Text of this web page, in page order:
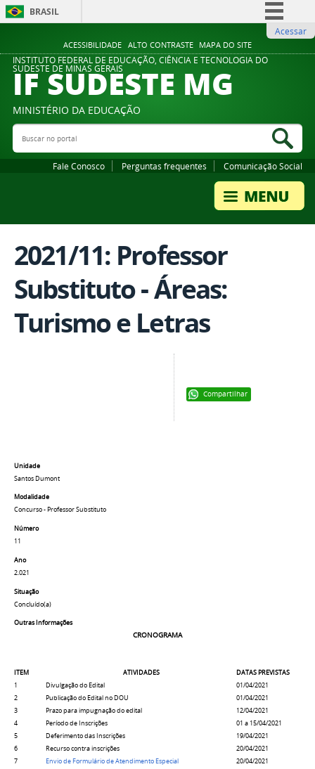
ACESSIBILIDADE ALTO CONTRASTE MAPA DO SITE
BRASIL
Comunica BR
Participe
Legislação
Acessar
INSTITUTO FEDERAL DE EDUCAÇÃO, CIÊNCIA E TECNOLOGIA DO
SUDESTE DE MINAS GERAIS
IF SUDESTE MG
MINISTÉRIO DA EDUCAÇÃO
Buscar no portal
Fale Conosco Perguntas frequentes Comunicação Social
2021/11: Professor
Substituto - Áreas:
Turismo e Letras
Compartilhar
Unidade
Santos Dumont
Modalidade
Concurso - Professor Substituto
Número
11
Ano
2.021
Situação
Concluído(a)
Outras Informações
CRONOGRAMA
ITEM ATIVIDADES
DATAS PREVISTAS
1
Divulgação do Edital
01/04/2021
2
Publicação do Edital no DOU
01/04/2021
3
Prazo para impugnação do edital
12/04/2021
4
Período de Inscrições
01 a 15/04/2021
5
Deferimento das Inscrições
19/04/2021
6
Recurso contra inscrições
20/04/2021
7
Envio de Formulário de Atendimento Especial
20/04/2021